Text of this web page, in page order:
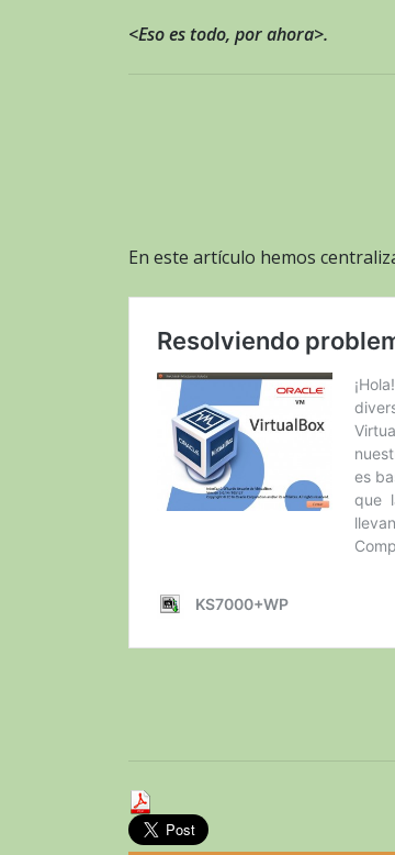
<Eso es todo, por ahora>.
En este artículo hemos